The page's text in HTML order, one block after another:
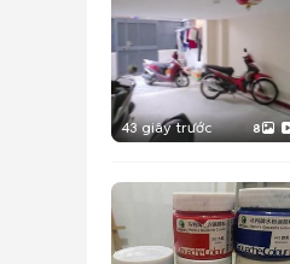
43 giây trước 8